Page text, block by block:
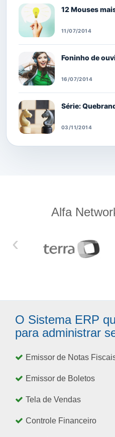
12 Mouses
11/07/2014
Foninho de
16/07/2014
Série:
03/11/2014
Alfa
‹
O Sistema ERP
para administrar
Emissor de Notas
Emissor de Boletos
Tela de Vendas
Controle Financeiro